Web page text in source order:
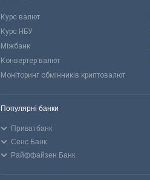
Курс валют
Курс НБУ
Міжбанк
Конвертер валют
Моніторинг обмінників криптовалют
Популярні банки
Приватбанк
Сенс Банк
Райффайзен Банк